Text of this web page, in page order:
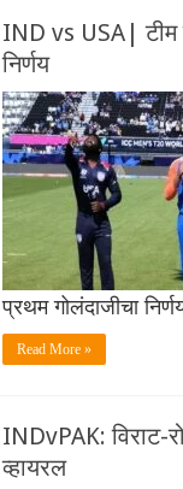
IND vs USA| टीम
निर्णय
प्रथम गोलंदाजीचा
Read More »
INDvPAK: विराट-
व्हायरल